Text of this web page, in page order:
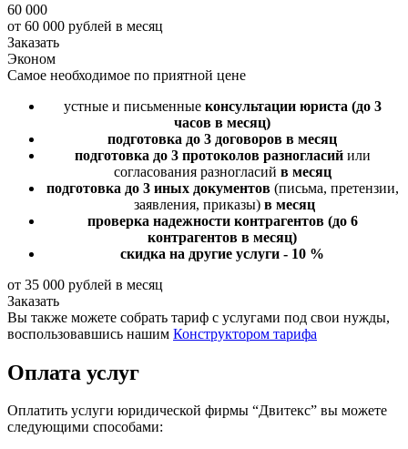
60 000
от 60 000 рублей в месяц
Заказать
Эконом
Самое необходимое по приятной цене
устные и письменные консультации юриста (до 3
часов в месяц)
подготовка до 3 договоров в месяц
подготовка до 3 протоколов разногласийили
согласования разногласий в месяц
подготовка до 3 иных документов(письма, претензии,
заявления, приказы) в месяц
проверка надежности контрагентов (до 6
контрагентов в месяц)
скидка на другие услуги - 10 %
от 35 000 рублей в месяц
Заказать
Вы также можете собрать тариф с услугами под свои нужды,
воспользовавшись нашим Конструктором тарифа
Оплата услуг
Оплатить услуги юридической фирмы “Двитекс” вы можете
следующими способами: